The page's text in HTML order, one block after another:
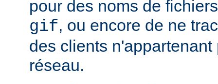
pour des noms de
gif, ou encore de ne
des clients
réseau.